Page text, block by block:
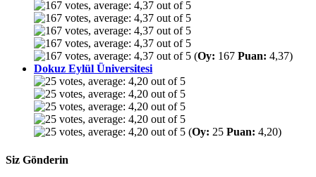
(Oy: 167 Puan: 4,37)
Dokuz Eylül Üniversitesi
(Oy: 25 Puan: 4,20)
Siz Gönderin